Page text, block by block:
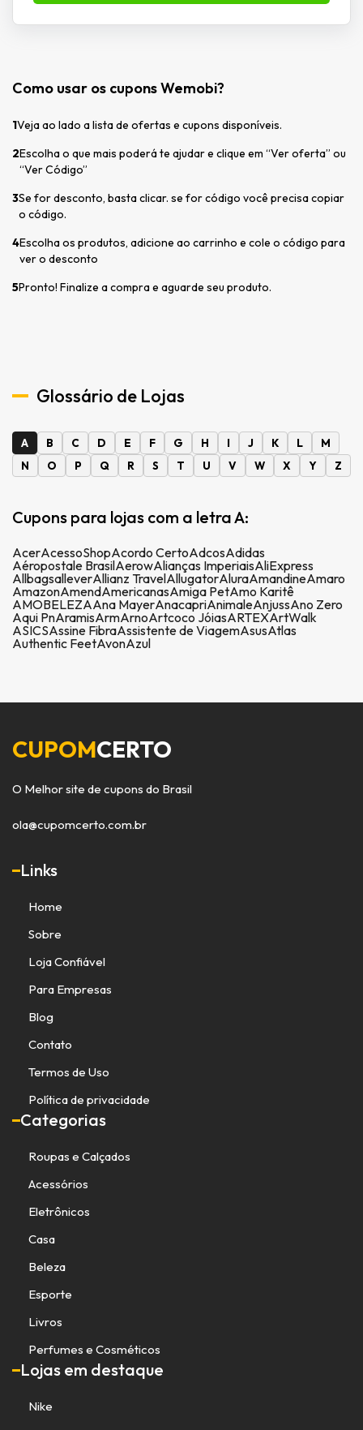
Como usar os cupons Wemobi?
1Veja ao lado a lista de ofertas e cupons disponíveis.
2Escolha o que mais poderá te ajudar e clique em “Ver oferta” ou
“Ver Código”
3Se for desconto, basta clicar. se for código você precisa copiar
o código.
4Escolha os produtos, adicione ao carrinho e cole o código para
ver o desconto
5Pronto! Finalize a compra e aguarde seu produto.
Glossário de Lojas
A B C D E F G H I J K L
M
N
O P Q R S T U V W X Y Z
Cupons para lojas com a letra A:
AcerAcessoShopAcordo CertoAdcosAdidas
Aéropostale BrasilAerowAlianças ImperiaisAliExpress
AllbagsalleverAllianz TravelAllugatorAluraAmandineAmaro
AmazonAmendAmericanasAmiga PetAmo Karitê
AMOBELEZAAna MayerAnacapriAnimaleAnjussAno Zero
Aqui PnAramisArmArnoArtcoco JóiasARTEXArtWalk
ASICSAssine FibraAssistente de ViagemAsusAtlas
Authentic FeetAvonAzul
CUPOMCERTO
O Melhor site de cupons do Brasil
ola@cupomcerto.com.br
Links
Home
Sobre
Loja Confiável
Para Empresas
Blog
Contato
Termos de Uso
Política de privacidade
Categorias
Roupas e Calçados
Acessórios
Eletrônicos
Casa
Beleza
Esporte
Livros
Perfumes e Cosméticos
Lojas em destaque
Nike